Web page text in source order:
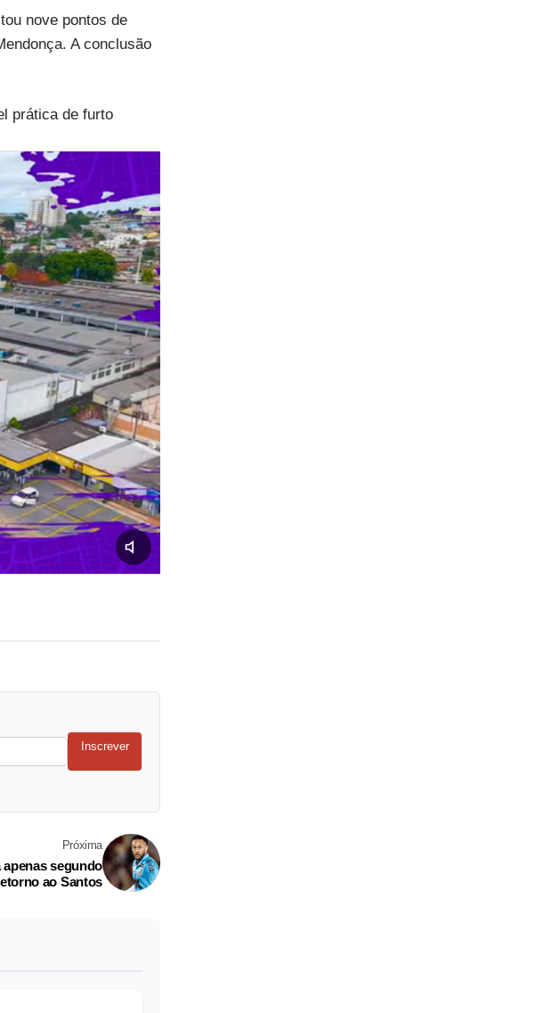
nove pontos de
A conclusão
prática de furto
Inscrever
Próxima
segundo
ao Santos